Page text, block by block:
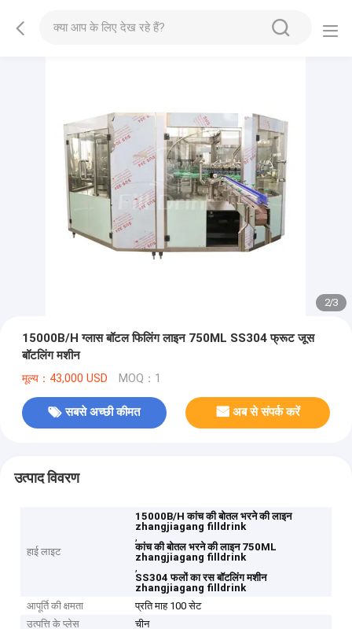
2/3
15000B/H ग्लास बॉटल फिलिंग लाइन 750ML SS304 फ्रूट जूस
बॉटलिंग मशीन
मूल्य：43,000 USD MOQ：1
सबसे अच्छी कीमत अब से संपर्क करें
उत्पाद विवरण
हाई लाइट
15000B/H कांच की बोतल भरने की लाइन
zhangjiagang filldrink
,
कांच की बोतल भरने की लाइन 750ML
zhangjiagang filldrink
,
SS304 फलों का रस बॉटलिंग मशीन
zhangjiagang filldrink
आपूर्ति की क्षमता
प्रति माह 100 सेट
उत्पत्ति के प्लेस
चीन